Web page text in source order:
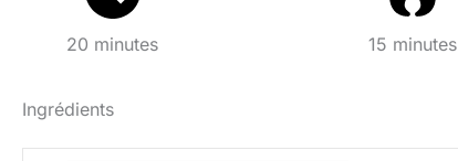
20 minutes 15 minutes
Ingrédients